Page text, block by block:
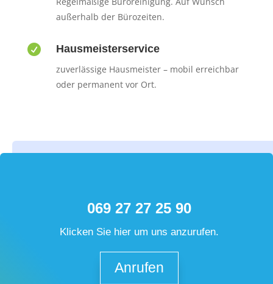
außerhalb der Bürozeiten.
 Hausmeisterservice
zuverlässige Hausmeister – mobil erreichbar
oder permanent vor Ort.
069 27 27 25 90
Klicken Sie hier um uns anzurufen.
Anrufen